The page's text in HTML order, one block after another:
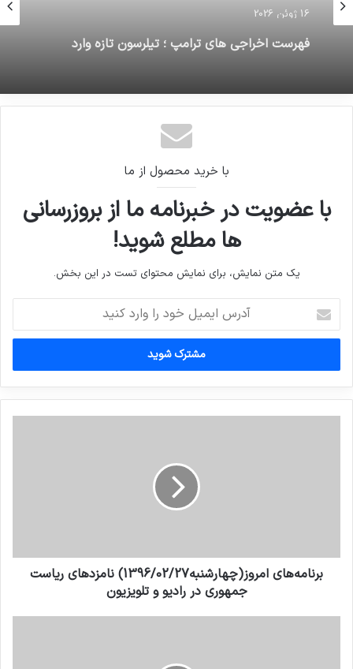
16 ژوئن 2026
لیست
با خرید محصول از ما
با عضویت در خبرنامه ما از بروزرسانی
ها مطلع شوید!
یک متن نمایش، برای نمایش محتوای تست در این بخش.
ایمیل
خود
وارد
کنید
برنامه‌های امروز(چهارشنبه1396/02/27) نامزدهای ریاست
جمهوری در رادیو و تلویزیون